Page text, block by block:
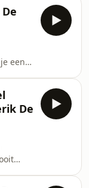
Met
haar
dat
je een
in
to
was
plek,
De